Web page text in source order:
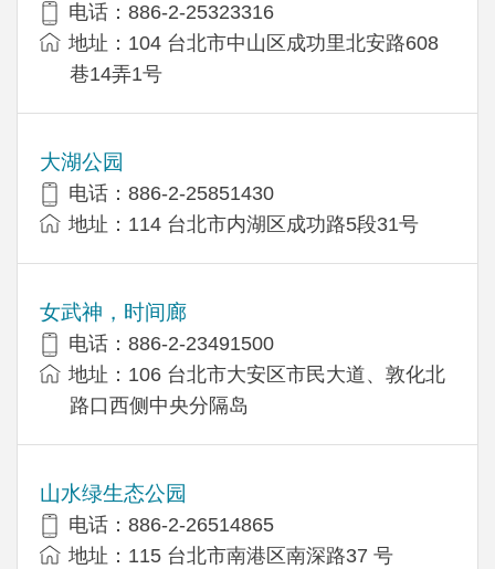
电话：886-2-25323316
地址：104 台北市中山区成功里北安路608
巷14弄1号
大湖公园
电话：886-2-25851430
地址：114 台北市内湖区成功路5段31号
女武神，时间廊
电话：886-2-23491500
地址：106 台北市大安区市民大道、敦化北
路口西侧中央分隔岛
山水绿生态公园
电话：886-2-26514865
地址：115 台北市南港区南深路37 号